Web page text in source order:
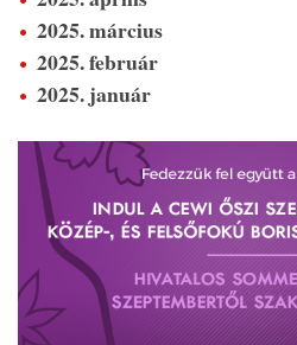
2025. március
2025. február
2025. január